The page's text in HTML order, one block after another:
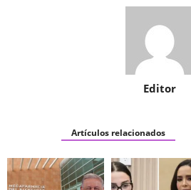
Editor
Artículos relacionados